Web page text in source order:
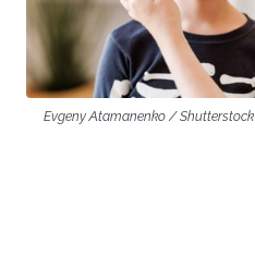
Evgeny Atamanenko / Shutterstock